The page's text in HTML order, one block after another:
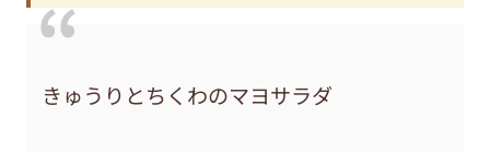
きゅうりとちくわのマヨサラダ